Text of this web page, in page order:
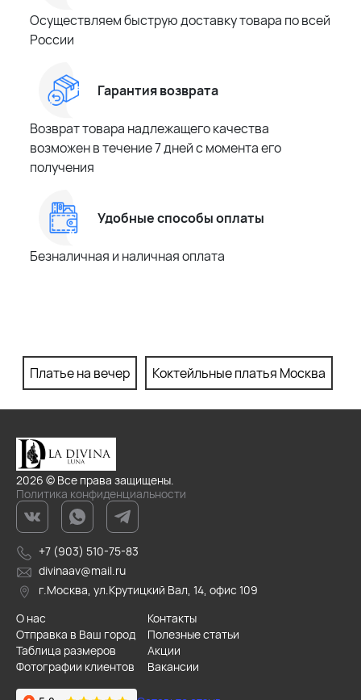
Осуществляем быструю доставку товара по всей
России
Гарантия возврата
Возврат товара надлежащего качества
возможен в течение 7 дней с момента его
получения
Удобные способы оплаты
Безналичная и наличная оплата
Платье на вечер Коктейльные платья Москва
2026 © Все права защищены.
Политика конфиденциальности
+7 (903) 510-75-83
divinaav@mail.ru
г.Москва, ул.Крутицкий Вал, 14, офис 109
О нас
Контакты
Отправка в Ваш город
Полезные статьи
Таблица размеров
Акции
Фотографии клиентов
Вакансии